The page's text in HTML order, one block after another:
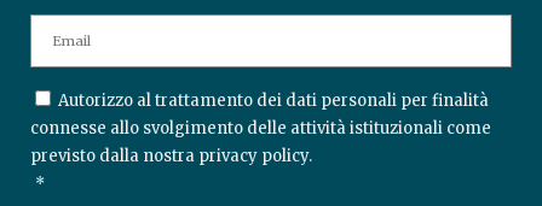
A
I
L
C
O
S
Autorizzo al trattamento dei dati personali per finalità
connesse allo svolgimento delle attività istituzionali come
previsto dalla nostra privacy policy.
*